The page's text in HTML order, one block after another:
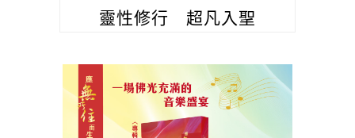
靈性修行 超凡入聖